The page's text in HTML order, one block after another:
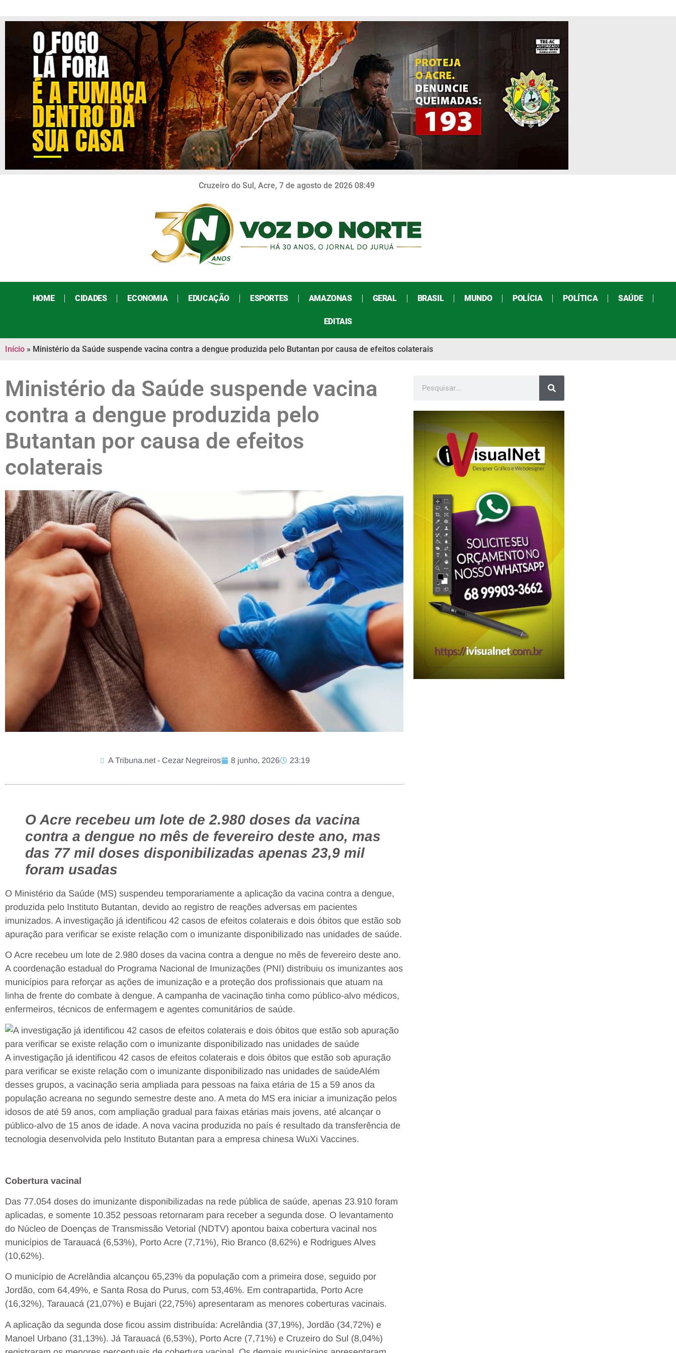
Cruzeiro do Sul, Acre, 7 de agosto de 2026 08:49
HOME CIDADES ECONOMIA EDUCAÇÃO ESPORTES AMAZONAS GERAL BRASIL MUNDO POLÍCIA POLÍTICA SAÚDE
EDITAIS
Início » Ministério da Saúde suspende vacina contra a dengue produzida pelo Butantan por causa de efeitos colaterais
Ministério da Saúde suspende vacina
contra a dengue produzida pelo
Butantan por causa de efeitos
colaterais
A Tribuna.net - Cezar Negreiros 8 junho, 2026 23:19
O Acre recebeu um lote de 2.980 doses da vacina
contra a dengue no mês de fevereiro deste ano, mas
das 77 mil doses disponibilizadas apenas 23,9 mil
foram usadas
O Ministério da Saúde (MS) suspendeu temporariamente a aplicação da vacina contra a dengue,
produzida pelo Instituto Butantan, devido ao registro de reações adversas em pacientes
imunizados. A investigação já identificou 42 casos de efeitos colaterais e dois óbitos que estão sob
apuração para verificar se existe relação com o imunizante disponibilizado nas unidades de saúde.
O Acre recebeu um lote de 2.980 doses da vacina contra a dengue no mês de fevereiro deste ano.
A coordenação estadual do Programa Nacional de Imunizações (PNI) distribuiu os imunizantes aos
municípios para reforçar as ações de imunização e a proteção dos profissionais que atuam na
linha de frente do combate à dengue. A campanha de vacinação tinha como público-alvo médicos,
enfermeiros, técnicos de enfermagem e agentes comunitários de saúde.
A investigação já identificou 42 casos de efeitos colaterais e dois óbitos que estão sob apuração
para verificar se existe relação com o imunizante disponibilizado nas unidades de saúdeAlém
desses grupos, a vacinação seria ampliada para pessoas na faixa etária de 15 a 59 anos da
população acreana no segundo semestre deste ano. A meta do MS era iniciar a imunização pelos
idosos de até 59 anos, com ampliação gradual para faixas etárias mais jovens, até alcançar o
público-alvo de 15 anos de idade. A nova vacina produzida no país é resultado da transferência de
tecnologia desenvolvida pelo Instituto Butantan para a empresa chinesa WuXi Vaccines.
Cobertura vacinal
Das 77.054 doses do imunizante disponibilizadas na rede pública de saúde, apenas 23.910 foram
aplicadas, e somente 10.352 pessoas retornaram para receber a segunda dose. O levantamento
do Núcleo de Doenças de Transmissão Vetorial (NDTV) apontou baixa cobertura vacinal nos
municípios de Tarauacá (6,53%), Porto Acre (7,71%), Rio Branco (8,62%) e Rodrigues Alves
(10,62%).
O município de Acrelândia alcançou 65,23% da população com a primeira dose, seguido por
Jordão, com 64,49%, e Santa Rosa do Purus, com 53,46%. Em contrapartida, Porto Acre
(16,32%), Tarauacá (21,07%) e Bujari (22,75%) apresentaram as menores coberturas vacinais.
A aplicação da segunda dose ficou assim distribuída: Acrelândia (37,19%), Jordão (34,72%) e
Manoel Urbano (31,13%). Já Tarauacá (6,53%), Porto Acre (7,71%) e Cruzeiro do Sul (8,04%)